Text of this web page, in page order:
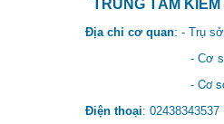
TRUNG TÂM KIỂM SOÁT
Địa chỉ cơ quan: - Trụ
- Cơ sở 2: Khu Hành
- Cơ sở 3: Số 1 Ngõ 2
Điện thoại: